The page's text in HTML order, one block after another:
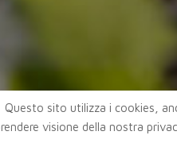
Questo sito utilizza i cookies,
visione della nostra